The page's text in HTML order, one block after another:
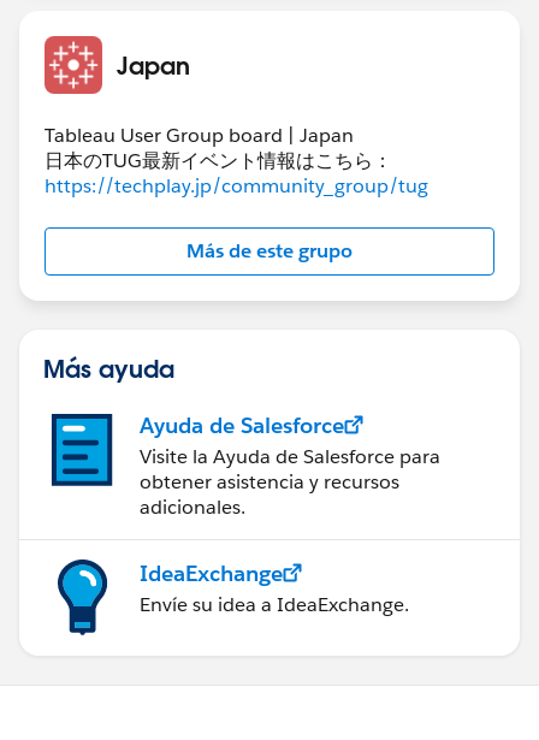
​"ディメンジョンを使用せずに"という条件でしたが、純
うのは私には思いつかなかったので、このような回答を
させていただきました。
②​「日付」のメジャーをグラフ内に追加する
​※ここでは同一日付が複数レコード存在することを加味
し、「平均」としています。
​③「日付」のメジャーの▽をクリック。「表計算の追
加」から次のように設定。
​⑤日付順のランクが取得できる
ご参考になりましたら、幸いです。
Japan
Tableau User Group board | Japan
日本のTUG最新イベント情報はこちら：
https://techplay.jp/community_group/tug
Más de este grupo
Más ayuda
Ayuda de Salesforce
Visite la Ayuda de Salesforce para
obtener asistencia y recursos
adicionales.
IdeaExchange
Envíe su idea a IdeaExchange.